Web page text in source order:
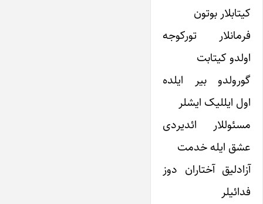
کیتابلار بوتون
فرمانلار تورکوجه
اولدو کیتابت
گورولدو بیر ایلده
اول ایللیک ایشلر
مسئوللار ائدیردی
عشق ایله خدمت
آزادلیق آختاران دوز
فدائیلر